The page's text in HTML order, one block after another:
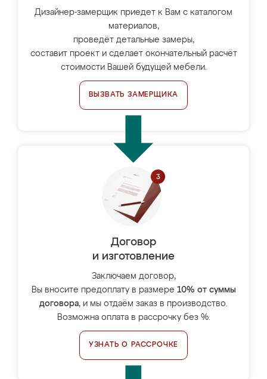
Дизайнер-замерщик приедет к Вам с каталогом
материалов,
проведёт детальные замеры,
составит проект и сделает окончательный расчёт
стоимости Вашей будущей мебели.
ВЫЗВАТЬ ЗАМЕРЩИКА
Договор
и изготовление
Заключаем договор,
Вы вносите предоплату в размере 10% от суммы
договора, и мы отдаём заказ в производство.
Возможна оплата в рассрочку без %.
УЗНАТЬ О РАССРОЧКЕ